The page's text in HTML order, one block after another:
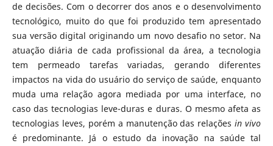
de decisões. Com o decorrer dos anos e o desenvolvimento
tecnológico, muito do que foi produzido tem apresentado
sua versão digital originando um novo desafio no setor. Na
atuação diária de cada profissional da área, a tecnologia
tem permeado tarefas variadas, gerando diferentes
impactos na vida do usuário do serviço de saúde, enquanto
muda uma relação agora mediada por uma interface, no
caso das tecnologias leve-duras e duras. O mesmo afeta as
tecnologias leves, porém a manutenção das relaçõesin vivo
é predominante. Já o estudo da inovação na saúde tal